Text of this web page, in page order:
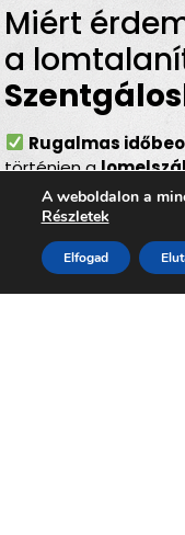
Miért
a
Rugalmas
történjen a
Komplett
elszámolás egyben
Bírságmentes
kihelyezni a lomokat
A weboldalon a
Részletek
Elfogad